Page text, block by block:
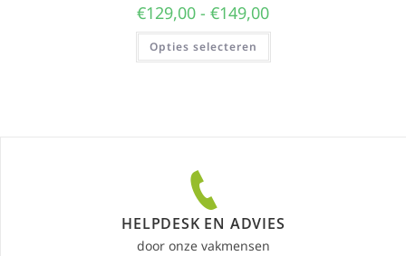
€129,00 - €149,00
Opties selecteren
HELPDESK EN ADVIES
door onze vakmensen